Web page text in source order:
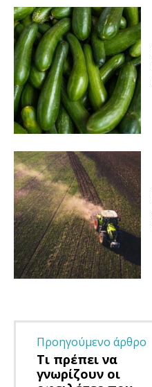
Προηγούμενο άρθρο
Τι πρέπει να
γνωρίζουν οι